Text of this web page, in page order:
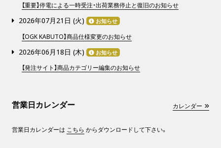
【重要】停電による一時受注・出荷業務停止と復旧のお知らせ
2026年07月21日 (火) お知らせ
【OGK KABUTO】商品仕様変更のお知らせ
2026年06月18日 (木) お知らせ
【発注サイト】商品カテゴリー編集のお知らせ
営業日カレンダー カレンダー
営業日カレンダーは こちら からダウンロードして下さい。